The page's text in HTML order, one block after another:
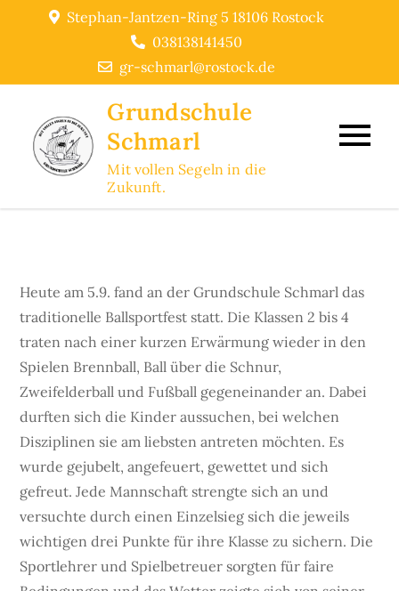
Stephan-Jantzen-Ring 5 18106 Rostock
038138141450
gr-schmarl@rostock.de
Grundschule
Schmarl
Mit vollen Segeln in die
Zukunft.
Heute am 5.9. fand an der Grundschule Schmarl das
traditionelle Ballsportfest statt. Die Klassen 2 bis 4
traten nach einer kurzen Erwärmung wieder in den
Spielen Brennball, Ball über die Schnur,
Zweifelderball und Fußball gegeneinander an. Dabei
durften sich die Kinder aussuchen, bei welchen
Disziplinen sie am liebsten antreten möchten. Es
wurde gejubelt, angefeuert, gewettet und sich
gefreut. Jede Mannschaft strengte sich an und
versuchte durch einen Einzelsieg sich die jeweils
wichtigen drei Punkte für ihre Klasse zu sichern. Die
Sportlehrer und Spielbetreuer sorgten für faire